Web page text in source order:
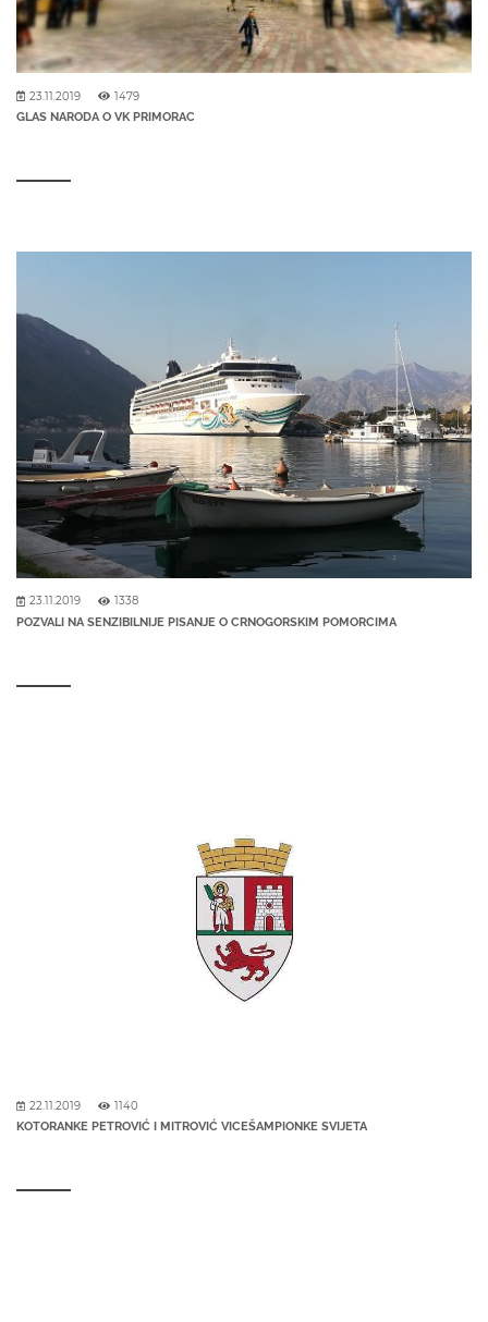
23.11.2019 1479
GLAS NARODA O VK PRIMORAC
23.11.2019 1338
POZVALI NA SENZIBILNIJE PISANJE O CRNOGORSKIM POMORCIMA
22.11.2019 1140
KOTORANKE PETROVIĆ I MITROVIĆ VICEŠAMPIONKE SVIJETA